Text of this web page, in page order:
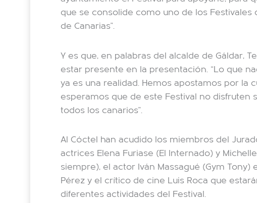
que se consolide como uno de los Festivales
de Canarias”.
Y es que, en palabras del alcalde de Gáldar,
estar presente en la presentación. “Lo que
ya es una realidad. Hemos apostamos por la
esperamos que de este Festival no disfruten
todos los canarios”.
Al Cóctel han acudido los miembros del
actrices Elena Furiase (El Internado) y
siempre), el actor Iván Massagué (Gym Tony)
Pérez y el crítico de cine Luis Roca que
diferentes actividades del Festival.